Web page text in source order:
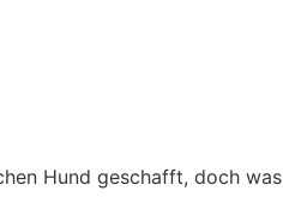
Hund geschafft, doch